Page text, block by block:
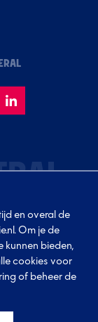
en overal de
Om je de
kunnen bieden,
cookies voor
of beheer de